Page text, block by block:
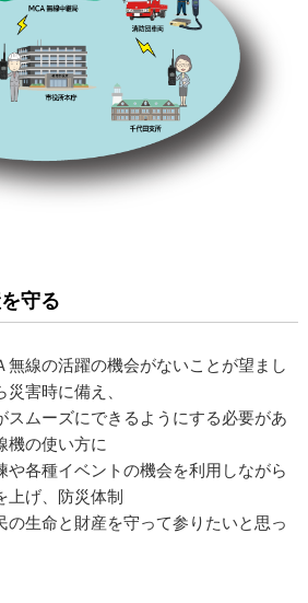
守る
無線の活躍の機会がないことが望まし
害時に備え、
スムーズにできるようにする必要があ
機の使い方に
や各種イベントの機会を利用しながら
上げ、防災体制
の生命と財産を守って参りたいと思っ